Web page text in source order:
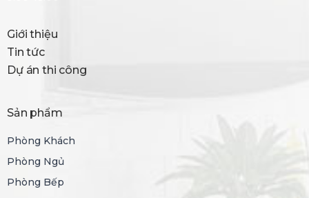
Giới thiệu
Tin tức
Dự án thi công
Sản phẩm
Phòng Khách
Phòng Ngủ
Phòng Bếp